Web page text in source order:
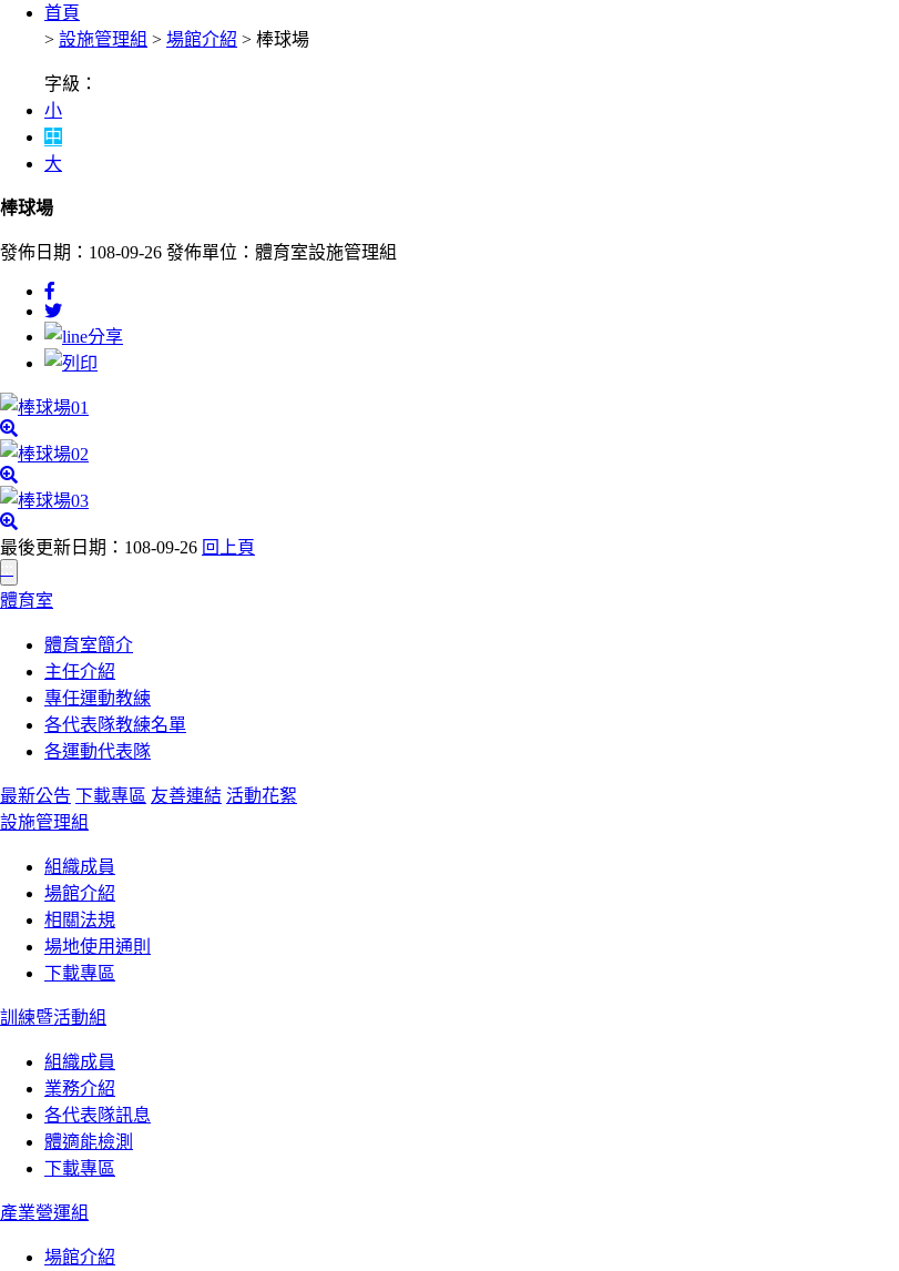
首頁
> 設施管理組 > 場館介紹 > 棒球場
字級：
小
中
大
棒球場
發佈日期：108-09-26 發佈單位：體育室設施管理組
最後更新日期：108-09-26 回上頁
:::
體育室
體育室簡介
主任介紹
專任運動教練
各代表隊教練名單
各運動代表隊
最新公告 下載專區 友善連結 活動花絮
設施管理組
組織成員
場館介紹
相關法規
場地使用通則
下載專區
訓練暨活動組
組織成員
業務介紹
各代表隊訊息
體適能檢測
下載專區
產業營運組
場館介紹